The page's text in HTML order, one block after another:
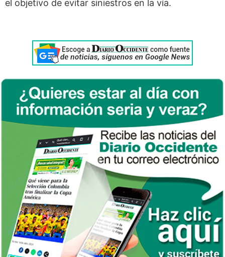
el objetivo de evitar siniestros en la vía.